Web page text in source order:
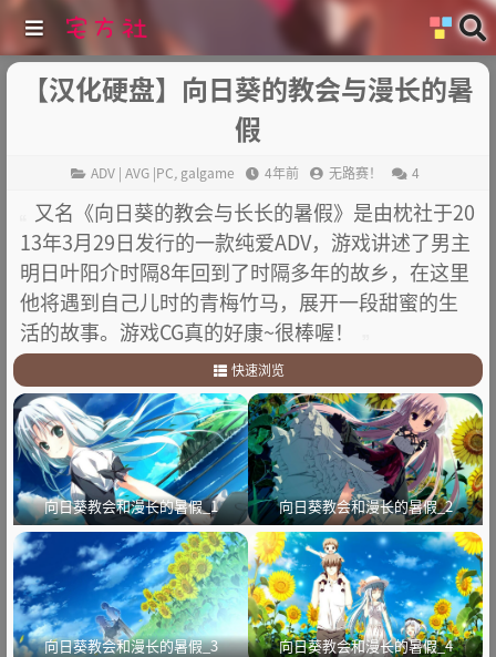
【汉化硬盘】向日葵的教会与漫长的暑
假
ADV | AVG |PC, galgame 4年前 无路赛！ 4
又名《向日葵的教会与长长的暑假》是由枕社于20
13年3月29日发行的一款纯爱ADV，游戏讲述了男主
明日叶阳介时隔8年回到了时隔多年的故乡，在这里
他将遇到自己儿时的青梅竹马，展开一段甜蜜的生
活的故事。游戏CG真的好康~很棒喔！
快速浏览
1.故事简介：
2.其他
向日葵教会和漫长的暑假_1 向日葵教会和漫长的暑假_2
向日葵教会和漫长的暑假_3 向日葵教会和漫长的暑假_4